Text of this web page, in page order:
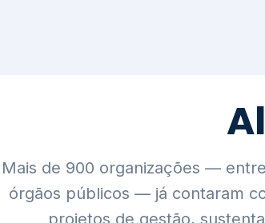
Mais de 900 organizações —
órgãos públicos — já contaram
projetos de gestão,